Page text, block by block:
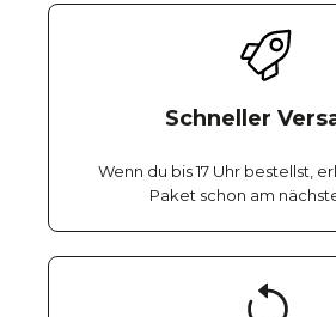
Schneller
Wenn du bis 17 Uhr bestellst,
Paket schon am